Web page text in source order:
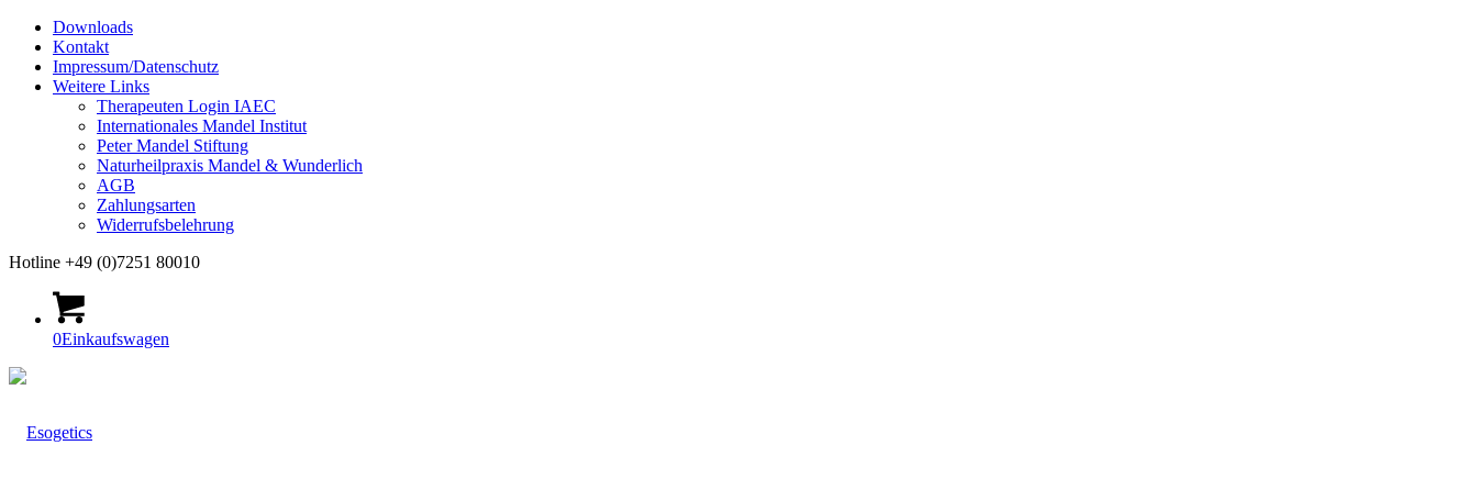
Downloads
Kontakt
Impressum/Datenschutz
Weitere Links
Therapeuten Login IAEC
Internationales Mandel Institut
Peter Mandel Stiftung
Naturheilpraxis Mandel & Wunderlich
AGB
Zahlungsarten
Widerrufsbelehrung
Hotline +49 (0)7251 80010
0Einkaufswagen